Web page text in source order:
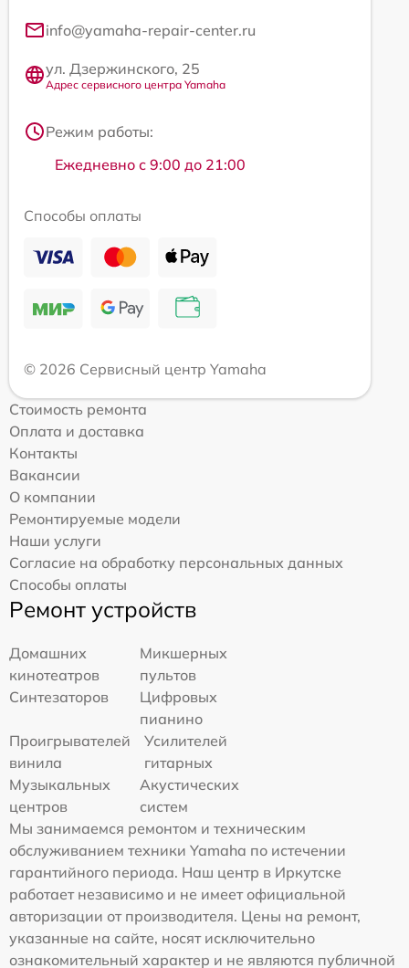
info@yamaha-repair-center.ru
ул. Дзержинского, 25
Адрес сервисного центра Yamaha
Режим работы:
Ежедневно с 9:00 до 21:00
Способы оплаты
© 2026 Сервисный центр Yamaha
Стоимость ремонта
Оплата и доставка
Контакты
Вакансии
О компании
Ремонтируемые модели
Наши услуги
Согласие на обработку персональных данных
Способы оплаты
Ремонт устройств
Домашних
кинотеатров
Микшерных
пультов
Синтезаторов
Цифровых
пианино
Проигрывателей
винила
Усилителей
гитарных
Музыкальных
центров
Акустических
систем
Мы занимаемся ремонтом и техническим
обслуживанием техники Yamaha по истечении
гарантийного периода. Наш центр в Иркутске
работает независимо и не имеет официальной
авторизации от производителя. Цены на ремонт,
указанные на сайте, носят исключительно
ознакомительный характер и не являются публичной